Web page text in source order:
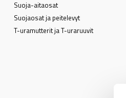
Suoja-aitaosat
Suojaosat ja peitelevyt
T-uramutterit ja T-uraruuvit